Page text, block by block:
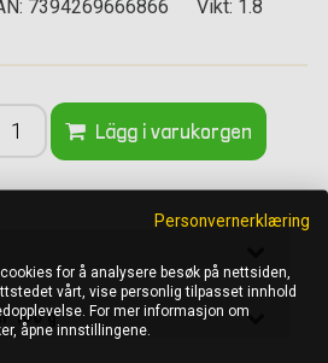
7394269666866
Vikt: 1.8
Lägg i varukorgen
100 g
Personvernerklæring
for å analysere besøk på nettsiden,
vårt, vise personlig tilpasset innhold
For mer informasjon om
åpne innstillingene.